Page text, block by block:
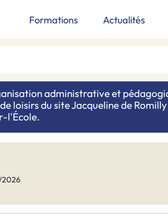
Formations Actualités
administrative et
loisirs du site Jacqueline de
l'École.
2026